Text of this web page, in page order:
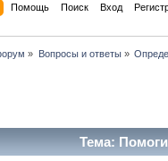
Помощь Поиск Вход
» Вопросы и ответы»
Тема: